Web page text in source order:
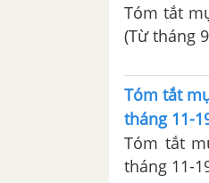
Tóm tắt
(Từ tháng
Tóm tắt
tháng 11-
Tóm tắt
tháng 11-